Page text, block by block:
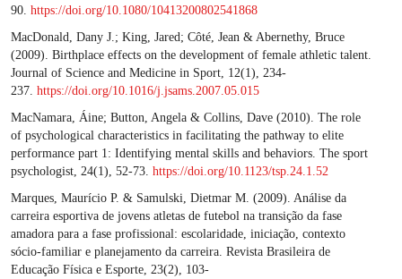
90. https://doi.org/10.1080/10413200802541868
MacDonald, Dany J.; King, Jared; Côté, Jean & Abernethy, Bruce
(2009). Birthplace effects on the development of female athletic talent.
Journal of Science and Medicine in Sport, 12(1), 234-
237. https://doi.org/10.1016/j.jsams.2007.05.015
MacNamara, Áine; Button, Angela & Collins, Dave (2010). The role
of psychological characteristics in facilitating the pathway to elite
performance part 1: Identifying mental skills and behaviors. The sport
psychologist, 24(1), 52-73. https://doi.org/10.1123/tsp.24.1.52
Marques, Maurício P. & Samulski, Dietmar M. (2009). Análise da
carreira esportiva de jovens atletas de futebol na transição da fase
amadora para a fase profissional: escolaridade, iniciação, contexto
sócio-familiar e planejamento da carreira. Revista Brasileira de
Educação Física e Esporte, 23(2), 103-